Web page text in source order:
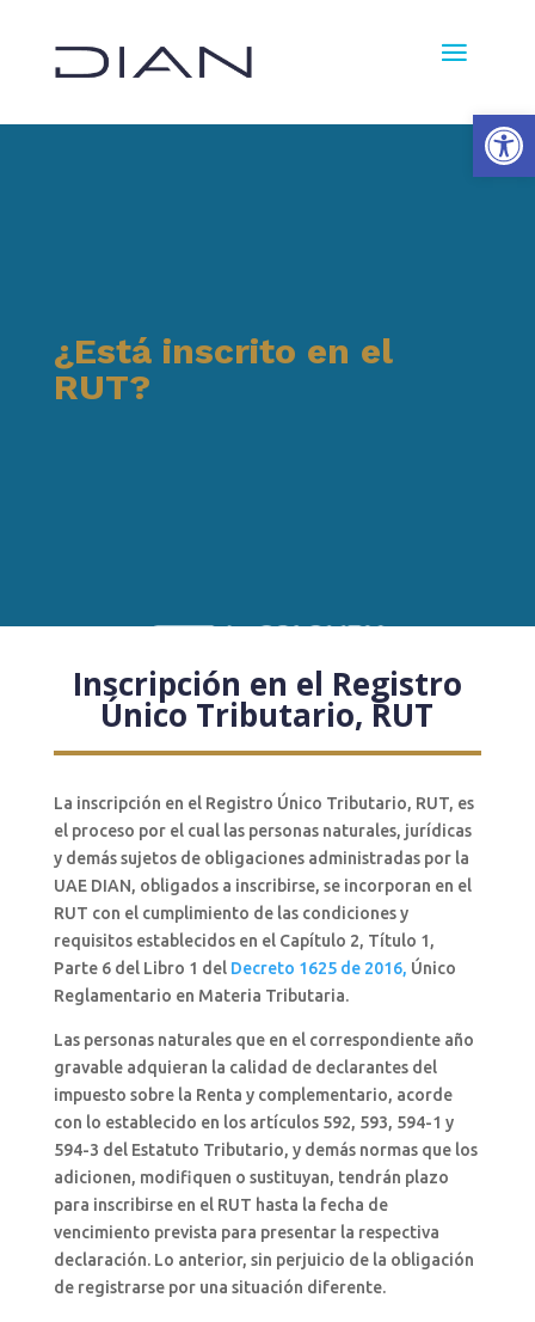
¿Está inscrito en el
RUT?
Inscripción en el Registro
Único Tributario, RUT
La inscripción en el Registro Único Tributario, RUT, es
el proceso por el cual las personas naturales, jurídicas
y demás sujetos de obligaciones administradas por la
UAE DIAN, obligados a inscribirse, se incorporan en el
RUT con el cumplimiento de las condiciones y
requisitos establecidos en el Capítulo 2, Título 1,
Parte 6 del Libro 1 del Decreto 1625 de 2016, Único
Reglamentario en Materia Tributaria.
Las personas naturales que en el correspondiente año
gravable adquieran la calidad de declarantes del
impuesto sobre la Renta y complementario, acorde
con lo establecido en los artículos 592, 593, 594-1 y
594-3 del Estatuto Tributario, y demás normas que los
adicionen, modifiquen o sustituyan, tendrán plazo
para inscribirse en el RUT hasta la fecha de
vencimiento prevista para presentar la respectiva
declaración. Lo anterior, sin perjuicio de la obligación
de registrarse por una situación diferente.